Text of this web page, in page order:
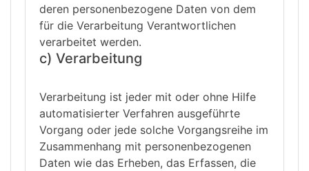
deren personenbezogene Daten von dem
für die Verarbeitung Verantwortlichen
verarbeitet werden.
c) Verarbeitung
Verarbeitung ist jeder mit oder ohne Hilfe
automatisierter Verfahren ausgeführte
Vorgang oder jede solche Vorgangsreihe im
Zusammenhang mit personenbezogenen
Daten wie das Erheben, das Erfassen, die